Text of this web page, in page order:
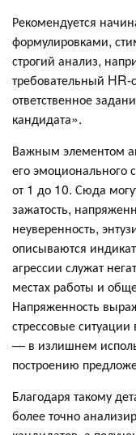
Рекомендуется
формулировками,
строгий анализ,
требовательный HR-
ответственное
кандидата».
Важным элементом
его эмоционального
от 1 до 10. Сюда
зажатость,
неуверенность,
описываются
агрессии служат
местах работы и
Напряженность
стрессовые
— в излишнем
построению
Благодаря такому
более точно